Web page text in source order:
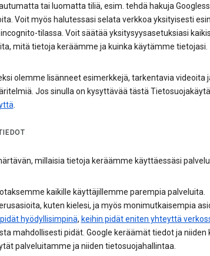
tai luomatta tiliä, esim. tehdä hakuja
Voit myös halutessasi selata verkkoa yksityisesti
tilassa. Voit säätää yksitysyysasetuksiasi
mitä tietoja keräämme ja kuinka käytämme tietojasi.
olemme lisänneet esimerkkejä, tarkentavia videoita
Jos sinulla on kysyttävää tästä
.
millaisia tietoja keräämme käyttäessäsi
kaikille käyttäjillemme parempia palveluita.
kuten kielesi, ja myös monimutkaisempia
hyödyllisimpinä, keihin pidät eniten yhteyttä
mahdollisesti pidät. Google keräämät tiedot ja niiden
palveluitamme ja niiden tietosuojahallintaa.